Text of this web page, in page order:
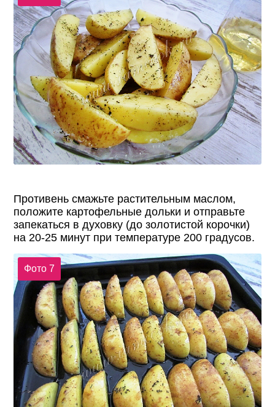
Противень смажьте растительным маслом,
положите картофельные дольки и отправьте
запекаться в духовку (до золотистой корочки)
на 20-25 минут при температуре 200 градусов.
Фото 7